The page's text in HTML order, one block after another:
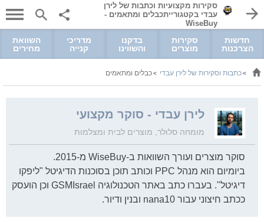
סקירות מקצועיות וכתבות של לירן
עבדי בקטגורייתכבלים ומתאמים -
WiseBuy
חדשות
הצרכנות
סקירות
מוצרים
בדקנו
והשווינו
מדריכי
קנייה
השוואת
מחירים
>כתבות וסקירות של לירן עבדי >כבלים ומתאמים
לירן עבדי - סוקר מקצועי
מומחה סלולר, מוצרים לבית ומצלמות
סוקר מוצרים ועורך השוואות ב-WiseBuy מ-2015.
ביומיום הוא מנהל PPC וכותב תוכן בסוכנות הדיגיטל "ליפקו
דיגיטל". בעברו כתב באתר הטכנולוגיה GSMIsrael וכן הועסק
ככתב חיצוני עבור nana10 ובנין ודיור.